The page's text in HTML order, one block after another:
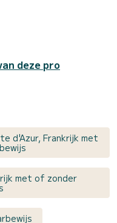
deze pro
d'Azur, Frankrijk met
met of zonder